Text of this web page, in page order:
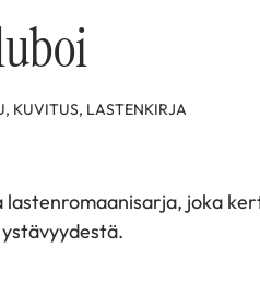
KUVITUS, LASTENKIRJA
lastenromaanisarja, joka